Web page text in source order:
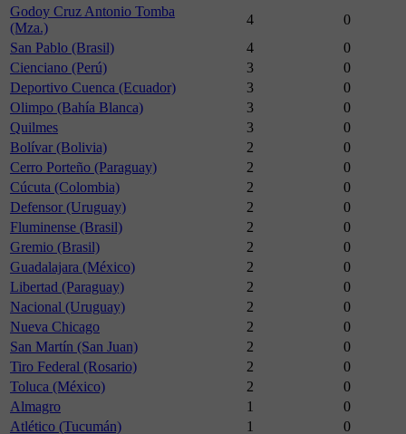
Godoy Cruz Antonio Tomba
(Mza.)
4
0
San Pablo (Brasil)
4
0
Cienciano (Perú)
3
0
Deportivo Cuenca (Ecuador)
3
0
Olimpo (Bahía Blanca)
3
0
Quilmes
3
0
Bolívar (Bolivia)
2
0
Cerro Porteño (Paraguay)
2
0
Cúcuta (Colombia)
2
0
Defensor (Uruguay)
2
0
Fluminense (Brasil)
2
0
Gremio (Brasil)
2
0
Guadalajara (México)
2
0
Libertad (Paraguay)
2
0
Nacional (Uruguay)
2
0
Nueva Chicago
2
0
San Martín (San Juan)
2
0
Tiro Federal (Rosario)
2
0
Toluca (México)
2
0
Almagro
1
0
Atlético (Tucumán)
1
0